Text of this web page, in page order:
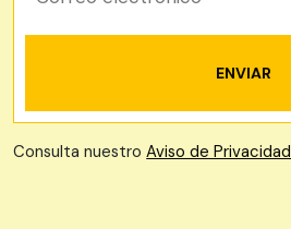
Consulta nuestroAviso de Privacidad